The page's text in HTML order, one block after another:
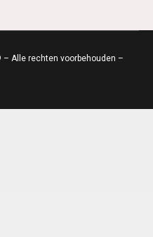
Alle rechten voorbehouden –